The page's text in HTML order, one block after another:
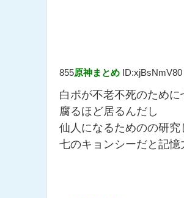
855原神まとめ ID:xjBsNmV80
白ポが不老不死のため
腐るほど居るんだし
仙人になるためのの研
七のキョンシーだと記憶